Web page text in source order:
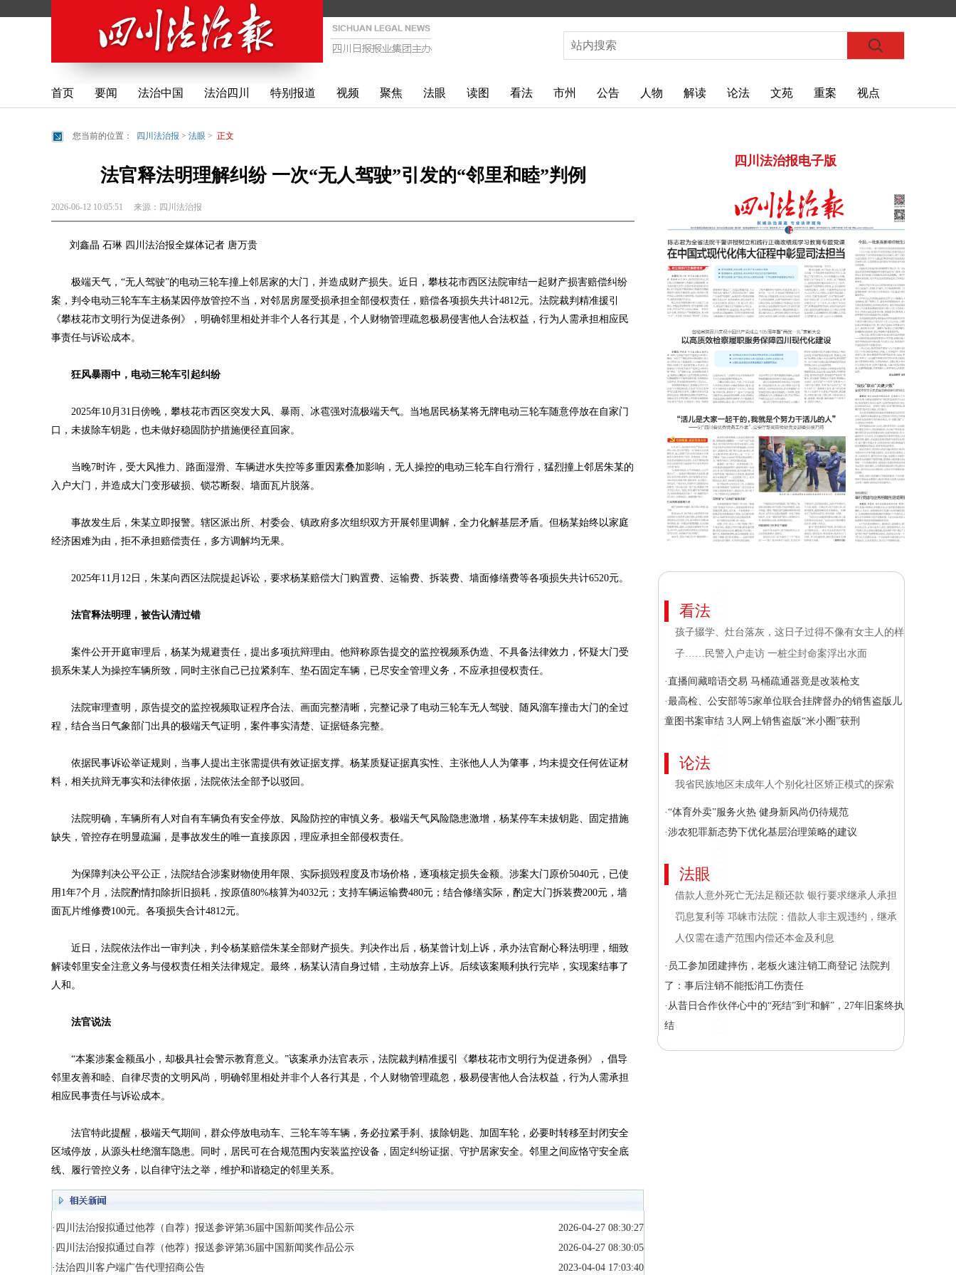
首页 要闻 法治中国 法治四川 特别报道 视频 聚焦 法眼 读图 看法 市州 公告 人物 解读 论法 文苑 重案 视点
您当前的位置： 四川法治报 > 法眼 > 正文
法官释法明理解纠纷 一次“无人驾驶”引发的“邻里和睦”判例
2026-06-12 10:05:51 来源： 四川法治报
刘鑫晶 石琳 四川法治报全媒体记者 唐万贵
极端天气，“无人驾驶”的电动三轮车撞上邻居家的大门，并造成财产损失。近日，攀枝花市西区法院审结一起财产损害赔偿纠纷
案，判令电动三轮车车主杨某因停放管控不当，对邻居房屋受损承担全部侵权责任，赔偿各项损失共计4812元。法院裁判精准援引
《攀枝花市文明行为促进条例》，明确邻里相处并非个人各行其是，个人财物管理疏忽极易侵害他人合法权益，行为人需承担相应民
事责任与诉讼成本。
狂风暴雨中，电动三轮车引起纠纷
2025年10月31日傍晚，攀枝花市西区突发大风、暴雨、冰雹强对流极端天气。当地居民杨某将无牌电动三轮车随意停放在自家门
口，未拔除车钥匙，也未做好稳固防护措施便径直回家。
当晚7时许，受大风推力、路面湿滑、车辆进水失控等多重因素叠加影响，无人操控的电动三轮车自行滑行，猛烈撞上邻居朱某的
入户大门，并造成大门变形破损、锁芯断裂、墙面瓦片脱落。
事故发生后，朱某立即报警。辖区派出所、村委会、镇政府多次组织双方开展邻里调解，全力化解基层矛盾。但杨某始终以家庭
经济困难为由，拒不承担赔偿责任，多方调解均无果。
2025年11月12日，朱某向西区法院提起诉讼，要求杨某赔偿大门购置费、运输费、拆装费、墙面修缮费等各项损失共计6520元。
法官释法明理，被告认清过错
案件公开开庭审理后，杨某为规避责任，提出多项抗辩理由。他辩称原告提交的监控视频系伪造、不具备法律效力，怀疑大门受
损系朱某人为操控车辆所致，同时主张自己已拉紧刹车、垫石固定车辆，已尽安全管理义务，不应承担侵权责任。
法院审理查明，原告提交的监控视频取证程序合法、画面完整清晰，完整记录了电动三轮车无人驾驶、随风溜车撞击大门的全过
程，结合当日气象部门出具的极端天气证明，案件事实清楚、证据链条完整。
依据民事诉讼举证规则，当事人提出主张需提供有效证据支撑。杨某质疑证据真实性、主张他人人为肇事，均未提交任何佐证材
料，相关抗辩无事实和法律依据，法院依法全部予以驳回。
法院明确，车辆所有人对自有车辆负有安全停放、风险防控的审慎义务。极端天气风险隐患激增，杨某停车未拔钥匙、固定措施
缺失，管控存在明显疏漏，是事故发生的唯一直接原因，理应承担全部侵权责任。
为保障判决公平公正，法院结合涉案财物使用年限、实际损毁程度及市场价格，逐项核定损失金额。涉案大门原价5040元，已使
用1年7个月，法院酌情扣除折旧损耗，按原值80%核算为4032元；支持车辆运输费480元；结合修缮实际，酌定大门拆装费200元，墙
面瓦片维修费100元。各项损失合计4812元。
近日，法院依法作出一审判决，判令杨某赔偿朱某全部财产损失。判决作出后，杨某曾计划上诉，承办法官耐心释法明理，细致
解读邻里安全注意义务与侵权责任相关法律规定。最终，杨某认清自身过错，主动放弃上诉。后续该案顺利执行完毕，实现案结事了
人和。
法官说法
“本案涉案金额虽小，却极具社会警示教育意义。”该案承办法官表示，法院裁判精准援引《攀枝花市文明行为促进条例》，倡导
邻里友善和睦、自律尽责的文明风尚，明确邻里相处并非个人各行其是，个人财物管理疏忽，极易侵害他人合法权益，行为人需承担
相应民事责任与诉讼成本。
法官特此提醒，极端天气期间，群众停放电动车、三轮车等车辆，务必拉紧手刹、拔除钥匙、加固车轮，必要时转移至封闭安全
区域停放，从源头杜绝溜车隐患。同时，居民可在合规范围内安装监控设备，固定纠纷证据、守护居家安全。邻里之间应恪守安全底
线、履行管控义务，以自律守法之举，维护和谐稳定的邻里关系。
·四川法治报拟通过他荐（自荐）报送参评第36届中国新闻奖作品公示
2026-04-27 08:30:27
·四川法治报拟通过自荐（他荐）报送参评第36届中国新闻奖作品公示
2026-04-27 08:30:05
·法治四川客户端广告代理招商公告
2023-04-04 17:03:40
四川法治报电子版
看法
孩子辍学、灶台落灰，这日子过得不像有女主人的样
子……民警入户走访 一桩尘封命案浮出水面
·直播间藏暗语交易 马桶疏通器竟是改装枪支
·最高检、公安部等5家单位联合挂牌督办的销售盗版儿
童图书案审结 3人网上销售盗版“米小圈”获刑
论法
我省民族地区未成年人个别化社区矫正模式的探索
·“体育外卖”服务火热 健身新风尚仍待规范
·涉农犯罪新态势下优化基层治理策略的建议
法眼
借款人意外死亡无法足额还款 银行要求继承人承担
罚息复利等 邛崃市法院：借款人非主观违约，继承
人仅需在遗产范围内偿还本金及利息
·员工参加团建摔伤，老板火速注销工商登记 法院判
了：事后注销不能抵消工伤责任
·从昔日合作伙伴心中的“死结”到“和解”，27年旧案终执
结